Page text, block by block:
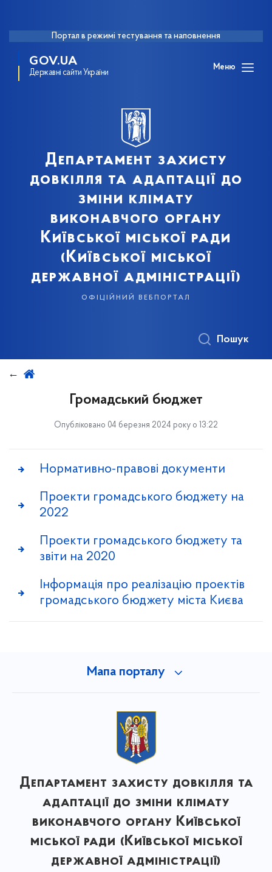
Портал в режимі тестування та наповнення
GOV.UA
Державні сайти України
Меню
Департамент захисту
довкілля та адаптації до
зміни клімату
виконавчого органу
Київської міської ради
(Київської міської
державної адміністрації)
офіційний вебпортал
Пошук
Громадський бюджет
Опубліковано 04 березня 2024 року о 13:22
Нормативно-правові документи
Проекти громадського бюджету на
2022
Проекти громадського бюджету та
звіти на 2020
Інформація про реалізацію проектів
громадського бюджету міста Києва
Мапа порталу
Департамент захисту довкілля та
адаптації до зміни клімату
виконавчого органу Київської
міської ради (Київської міської
державної адміністрації)